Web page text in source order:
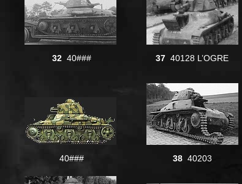
32 40### 37 40128 L’OGRE
40### 38 40203